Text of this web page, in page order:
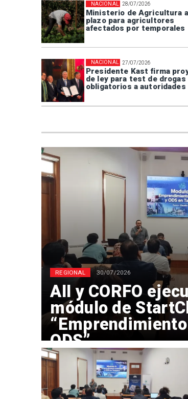
28/07/2026
Ministerio de Agricultura
plazo para agricultores
afectados por temporales
NACIONAL
27/07/2026
Presidente Kast firma
de ley para test de drogas
obligatorios a autoridades
NACIONAL
AII y CORFO
módulo de
ODS”
REGIONAL 30/07/2026